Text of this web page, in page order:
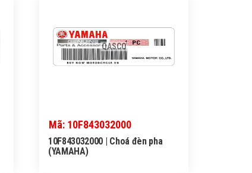
QASCO
Mã: 10F843032000
10F843032000 | Choá đèn pha
(YAMAHA)